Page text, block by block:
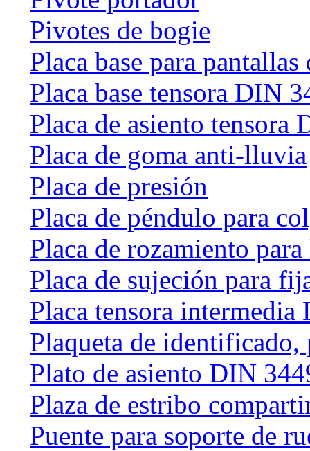
Pivotes de bogie
Placa base para pantallas
Placa base tensora DIN
Placa de asiento tensora
Placa de goma anti-lluvia
Placa de presión
Placa de péndulo para
Placa de rozamiento
Placa de sujeción para
Placa tensora intermedia
Plaqueta de identificado,
Plato de asiento DIN
Plaza de estribo
Puente para soporte de